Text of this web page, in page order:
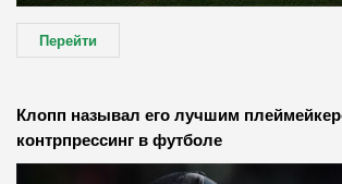
Перейти
Клопп называл его лучшим
контрпрессинг в футболе